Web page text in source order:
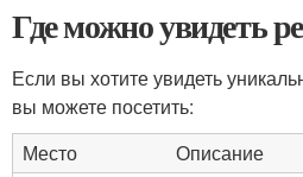
Где можно увидеть
Если вы хотите увидеть
вы можете посетить:
Место
Описание